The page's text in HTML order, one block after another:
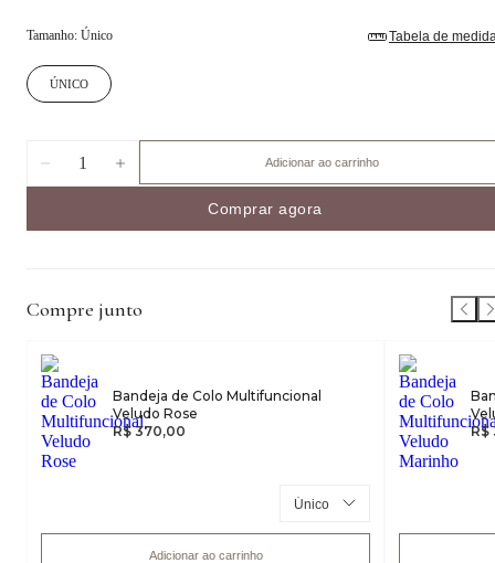
Tamanho: Único Tabela de
ÚNICO
1 Adicionar ao carrinho
Comprar agora
Compre junto
Bandeja de Colo Multifuncional
Veludo Rose
R$ 370,00
Adicionar ao carrinho
R$